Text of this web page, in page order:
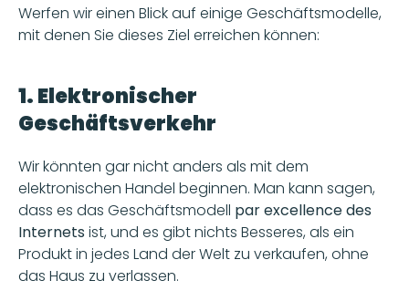
Werfen wir einen Blick auf einige Geschäftsmodelle,
mit denen Sie dieses Ziel erreichen können:
1. Elektronischer
Geschäftsverkehr
Wir könnten gar nicht anders als mit dem
elektronischen Handel beginnen. Man kann sagen,
dass es das Geschäftsmodell par excellence des
Internets ist, und es gibt nichts Besseres, als ein
Produkt in jedes Land der Welt zu verkaufen, ohne
das Haus zu verlassen.